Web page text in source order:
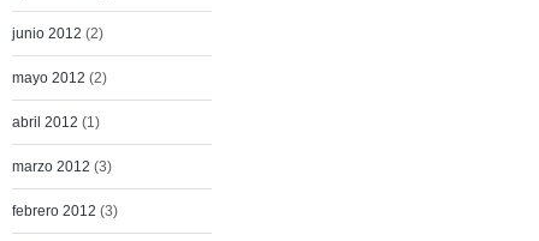
junio 2012 (2)
mayo 2012 (2)
abril 2012 (1)
marzo 2012 (3)
febrero 2012 (3)